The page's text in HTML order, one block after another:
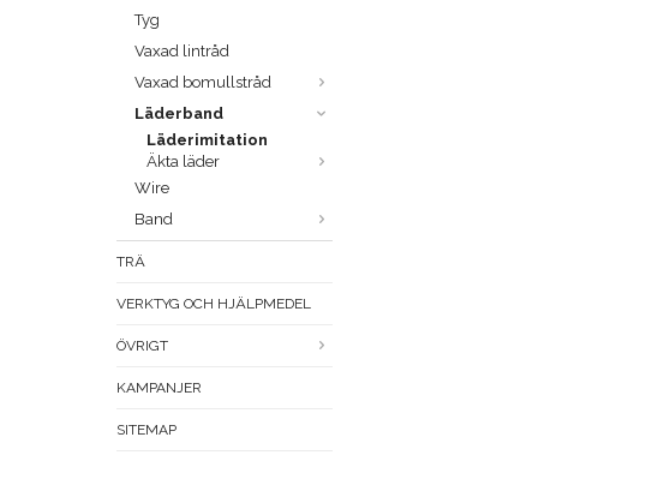
Tyg
Vaxad lintråd
Vaxad bomullstråd
Läderband
Läderimitation
Äkta läder
Wire
Band
TRÄ
VERKTYG OCH HJÄLPMEDEL
ÖVRIGT
KAMPANJER
SITEMAP